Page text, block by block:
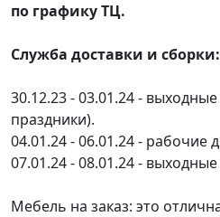
по графику ТЦ.
Служба доставки и сборки:
30.12.23 - 03.01.24 -
праздники).
04.01.24 - 06.01.24 - рабочие
07.01.24 - 08.01.24 -
Мебель на заказ: это